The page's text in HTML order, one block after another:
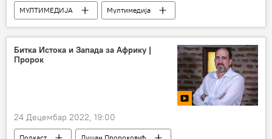
МУЛТИМЕДИЈА
Мултимедија
фото-галерија
Русија
Битка Истока и Запада за Африку |
Пророк
24 Децембар 2022, 19:00
Подкаст
Душан Пророковић